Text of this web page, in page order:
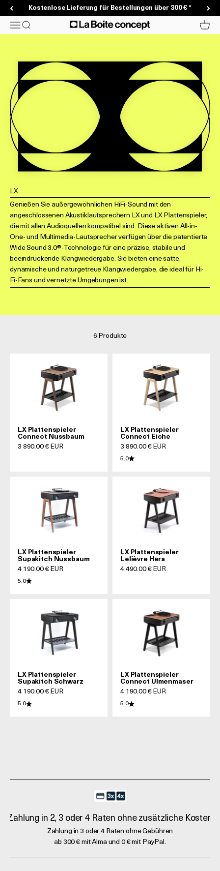
Zum Inhalt springenKostenlose Lieferung für Bestellungen über 300 € *
MenüSuche La Boite concept
LX
Genießen Sie außergewöhnlichen HiFi-Sound mit den
angeschlossenen Akustiklautsprechern LX und LX Plattenspieler,
die mit allen Audioquellen kompatibel sind. Diese aktiven All-in-
One- und Multimedia-Lautsprecher verfügen über die patentierte
Wide Sound 3.0®-Technologie für eine präzise, stabile und
beeindruckende Klangwiedergabe. Sie bieten eine satte,
dynamische und naturgetreue Klangwiedergabe, die ideal für Hi-
Fi-Fans und vernetzte Umgebungen ist.
6 Produkte
LX Plattenspieler
Connect Nussbaum
Prix de vente
3 890.00 € EUR
LX Plattenspieler
Connect Eiche
Prix de vente
3 890.00 € EUR
5.0
LX Plattenspieler
Supakitch Nussbaum
Prix de vente
4 190.00 € EUR
5.0
LX Plattenspieler
Lelièvre Hera
Prix de vente
4 490.00 € EUR
LX Plattenspieler
Supakitch Schwarz
Prix de vente
4 190.00 € EUR
5.0
LX Plattenspieler
Connect Ulmenmaser
Prix de vente
4 190.00 € EUR
5.0
Zahlung in 2, 3 oder 4 Raten ohne zusätzliche Kosten
Zahlung in 3 oder 4 Raten ohne Gebühren
ab 300 € mit Alma und 0 € mit PayPal.